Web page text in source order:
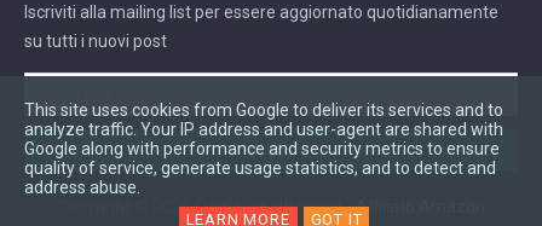
Iscriviti alla mailing list per essere aggiornato quotidianamente
su tutti i nuovi post
2026Oggi è un altro post-Affiliato Amazon
This site uses cookies from Google to deliver its services and to
analyze traffic. Your IP address and user-agent are shared with
Google along with performance and security metrics to ensure
quality of service, generate usage statistics, and to detect and
address abuse.
LEARN MORE GOT IT